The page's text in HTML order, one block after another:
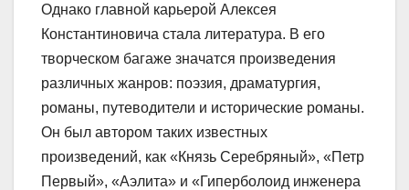
Однако главной карьерой Алексея
Константиновича стала литература. В его
творческом багаже значатся произведения
различных жанров: поэзия, драматургия,
романы, путеводители и исторические романы.
Он был автором таких известных
произведений, как «Князь Серебряный», «Петр
Первый», «Аэлита» и «Гиперболоид инженера